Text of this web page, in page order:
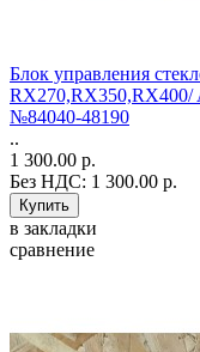
Блок управления
RX270,RX350,RX400/
№84040-48190
..
1 300.00 р.
Без НДС: 1 300.00 р.
в закладки
сравнение